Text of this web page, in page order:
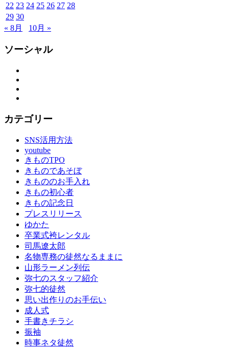
22 23 24 25 26 27 28
29 30
« 8月
10月 »
ソーシャル
カテゴリー
SNS活用方法
youtube
きものTPO
きものであそぼ
きもののお手入れ
きもの初心者
きもの記念日
プレスリリース
ゆかた
卒業式袴レンタル
司馬遼太郎
名物専務の徒然なるままに
山形ラーメン列伝
弥七のスタッフ紹介
弥七的徒然
思い出作りのお手伝い
成人式
手書きチラシ
振袖
時事ネタ徒然